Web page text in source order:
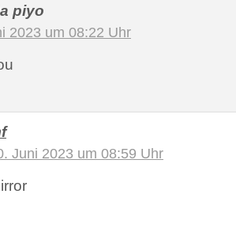
piyo
2023 um 08:22 Uhr
Juni 2023 um 08:59 Uhr